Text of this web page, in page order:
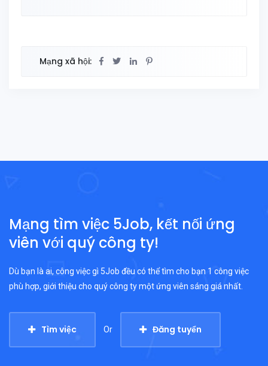
Mạng xã hội:
Mạng tìm việc 5Job, kết nối ứng
viên với quý công ty!
Dù bạn là ai, công việc gì 5Job đều có thể tìm cho bạn 1 công việc
phù hợp, giới thiệu cho quý công ty một ứng viên sáng giá nhất.
Tìm việc Or Đăng tuyển